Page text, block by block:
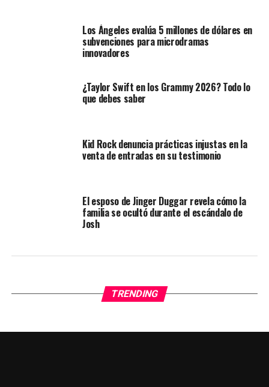
Los Ángeles evalúa 5 millones de dólares en
subvenciones para microdramas
innovadores
¿Taylor Swift en los Grammy 2026? Todo lo
que debes saber
Kid Rock denuncia prácticas injustas en la
venta de entradas en su testimonio
El esposo de Jinger Duggar revela cómo la
familia se ocultó durante el escándalo de
Josh
TRENDING